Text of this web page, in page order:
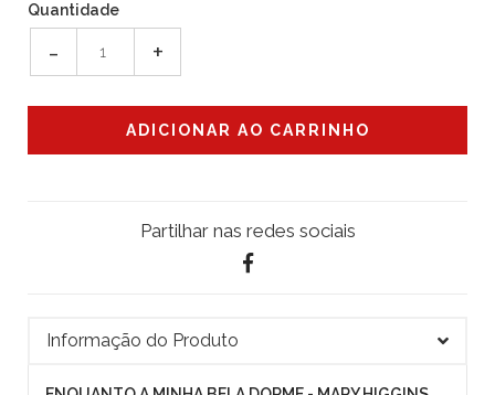
Quantidade
- +
Partilhar nas redes sociais
Informação do Produto